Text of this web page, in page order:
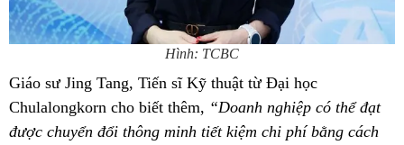
Hình: TCBC
Giáo sư Jing Tang, Tiến sĩ Kỹ thuật từ Đại học
Chulalongkorn cho biết thêm, “Doanh nghiệp có thể đạt
được chuyển đổi thông minh tiết kiệm chi phí bằng cách